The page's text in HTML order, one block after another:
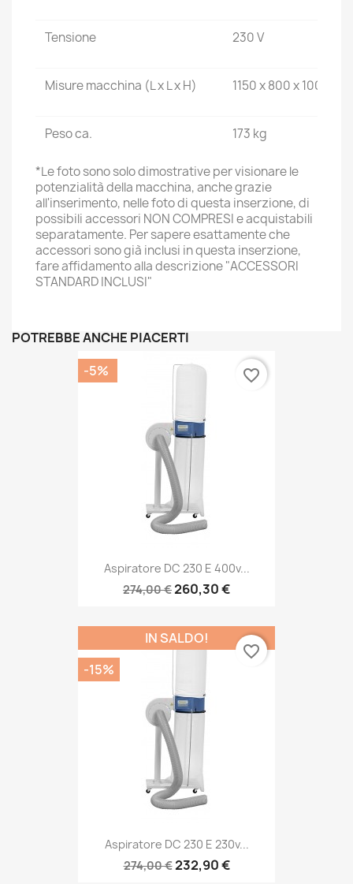
Tensione 230 V
Misure macchina (L x L x H) 1150 x 800 x 1000 mm
Peso ca. 173 kg
*Le foto sono solo dimostrative per visionare le
potenzialità della macchina, anche grazie
all'inserimento, nelle foto di questa inserzione, di
possibili accessori NON COMPRESI e acquistabili
separatamente. Per sapere esattamente che
accessori sono già inclusi in questa inserzione,
fare affidamento alla descrizione "ACCESSORI
STANDARD INCLUSI"
POTREBBE ANCHE PIACERTI
Aspiratore DC 230 E 400v...
274,00 €260,30 €
-5% favorite_border
Aspiratore DC 230 E 230v...
274,00 €232,90 €
IN SALDO!
-15%
favorite_border